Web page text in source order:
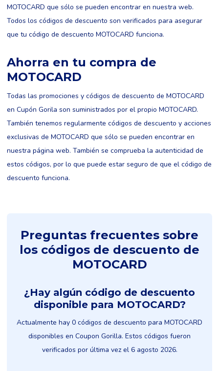
MOTOCARD que sólo se pueden encontrar en nuestra web.
Todos los códigos de descuento son verificados para asegurar
que tu código de descuento MOTOCARD funciona.
Ahorra en tu compra de
MOTOCARD
Todas las promociones y códigos de descuento de MOTOCARD
en Cupón Gorila son suministrados por el propio MOTOCARD.
También tenemos regularmente códigos de descuento y acciones
exclusivas de MOTOCARD que sólo se pueden encontrar en
nuestra página web. También se comprueba la autenticidad de
estos códigos, por lo que puede estar seguro de que el código de
descuento funciona.
Preguntas frecuentes sobre
los códigos de descuento de
MOTOCARD
¿Hay algún código de descuento
disponible para MOTOCARD?
Actualmente hay 0 códigos de descuento para MOTOCARD
disponibles en Coupon Gorilla. Estos códigos fueron
verificados por última vez el 6 agosto 2026.